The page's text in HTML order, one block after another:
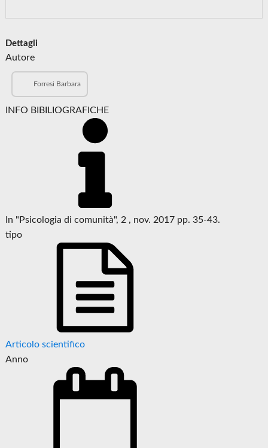
Dettagli
Autore
Forresi Barbara
INFO BIBILIOGRAFICHE
In "Psicologia di comunità", 2 , nov. 2017 pp. 35-43.
tipo
Articolo scientifico
Anno